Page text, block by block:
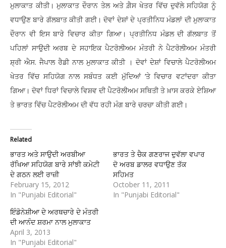
ਮੁਲਾਕਾਤ ਕੀਤੀ। ਮੁਲਾਕਾਤ ਦੌਰਾਨ ਤੇਲ ਅਤੇ ਗ਼ੈਸ ਖੇਤਰ ਵਿੱਚ ਦੁਵੱਲੇ ਸਹਿਯੋਗ ਨੂੰ
ਵਧਾਉਣ ਬਾਰੇ ਗੱਲਬਾਤ ਕੀਤੀ ਗਈ। ਦੋਵਾਂ ਦੇਸ਼ਾਂ ਦੇ ਪ੍ਰਤੀਨਿਧ ਮੰਡਲਾਂ ਦੀ ਮੁਲਾਕਾਤ
ਦੌਰਾਨ ਵੀ ਇਸ ਬਾਰੇ ਵਿਚਾਰ ਕੀਤਾ ਗਿਆ। ਪ੍ਰਤੀਨਿਧ ਮੰਡਲ ਦੀ ਗੱਲਬਾਤ ਤੋਂ
ਪਹਿਲਾਂ ਸਾਉਦੀ ਅਰਬ ਦੇ ਸਹਾਇਕ ਪੈਟਰੋਲੀਅਮ ਮੰਤਰੀ ਨੇ ਪੈਟਰੋਲੀਅਮ ਮੰਤਰੀ
ਸ਼੍ਰੀ ਐਸ. ਜੈਪਾਲ ਰੈਡੀ ਨਾਲ ਮੁਲਾਕਾਤ ਕੀਤੀ । ਦੋਵਾਂ ਦੇਸ਼ਾਂ ਵਿਚਾਲੇ ਪੈਟਰੋਲੀਅਮ
ਖੇਤਰ ਵਿੱਚ ਸਹਿਯੋਗ ਨਾਲ ਸਬੰਧਤ ਕਈ ਮੁੱਦਿਆਂ ‘ਤੇ ਵਿਚਾਰ ਵਟਾਂਦਰਾ ਕੀਤਾ
ਗਿਆ। ਦੋਵਾਂ ਧਿਰਾਂ ਵਿਚਾਲੇ ਵਿਸ਼ਵ ਦੀ ਪੈਟਰੋਲੀਅਮ ਸਥਿਤੀ ਤੇ ਖ਼ਾਸ ਕਰਕੇ ਏਸ਼ਿਆ
ਤੇ ਭਾਰਤ ਵਿੱਚ ਪੈਟਰੋਲੀਅਮ ਦੀ ਵੱਧ ਰਹੀ ਮੰਗ ਬਾਰੇ ਚਰਚਾ ਕੀਤੀ ਗਈ।
Related
ਭਾਰਤ ਅਤੇ ਸਾਉਦੀ ਅਰਬੀਆ
ਰੱਖਿਆ ਸਹਿਯੋਗ ਬਾਰੇ ਸਾਂਝੀ ਕਮੇਟੀ
ਦੇ ਗਠਨ ਲਈ ਰਾਜ਼ੀ
February 15, 2012
In "Punjabi Editorial"
ਭਾਰਤ ਤੇ ਚੈਕ ਗਣਰਾਜ ਦੁਵੱਲਾ ਵਪਾਰ
ਦੋ ਅਰਬ ਡਾਲਰ ਵਧਾਉਣ ਤੱਕ
ਸਹਿਮਤ
October 11, 2011
In "Punjabi Editorial"
ਇੰਡੋਨੇਸ਼ੀਆ ਦੇ ਅਰਥਚਾਰੇ ਦੇ ਮੰਤਰੀ
ਦੀ ਆਨੰਦ ਸ਼ਰਮਾ ਨਾਲ ਮੁਲਾਕਾਤ
April 3, 2013
In "Punjabi Editorial"